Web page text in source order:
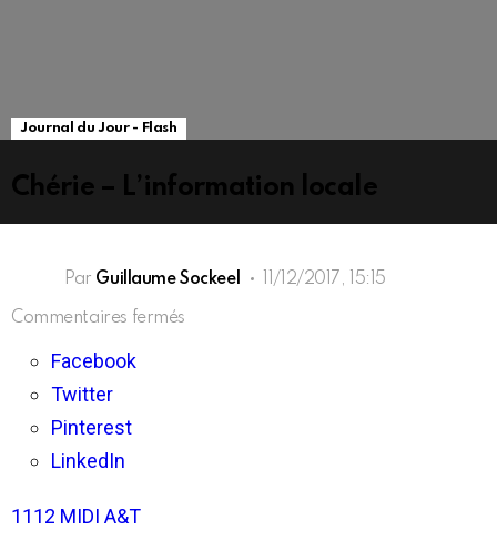
Journal du Jour - Flash
Chérie – L’information locale
Par Guillaume Sockeel 11/12/2017, 15:15
Commentaires fermés
Facebook
Twitter
Pinterest
LinkedIn
1112 MIDI A&T